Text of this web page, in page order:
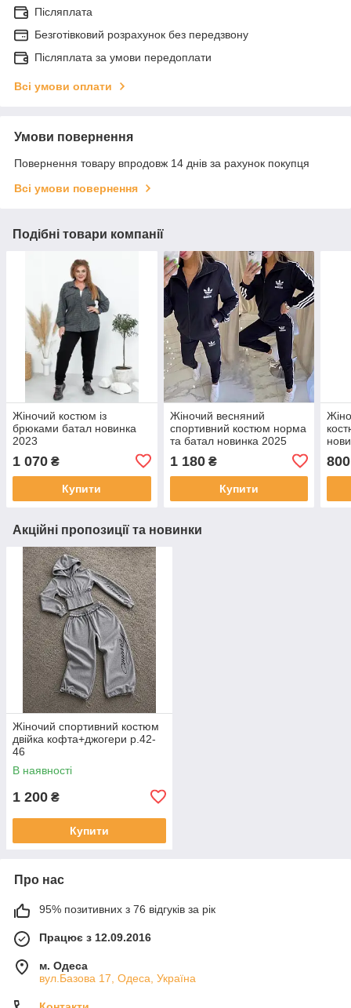
Післяплата
Безготівковий розрахунок без передзвону
Післяплата за умови передоплати
Всі умови оплати
Умови повернення
Повернення товару впродовж 14 днів за рахунок покупця
Всі умови повернення
Подібні товари компанії
Жіночий костюм із
брюками батал новинка
2023
1 070 ₴
Купити
Жіночий весняний
спортивний костюм норма
та батал новинка 2025
1 180₴
Купити
800
Акційні пропозиції та новинки
Жіночий спортивний костюм
двійка кофта+джогери р.42-
46
В наявності
1 200 ₴
Купити
Про нас
95% позитивних з 76 відгуків за рік
Працює з 12.09.2016
м. Одеса
вул.Базова 17, Одеса, Україна